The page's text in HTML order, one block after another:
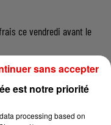
ce vendredi avant le
est notre priorité
processing based on
sans accepter